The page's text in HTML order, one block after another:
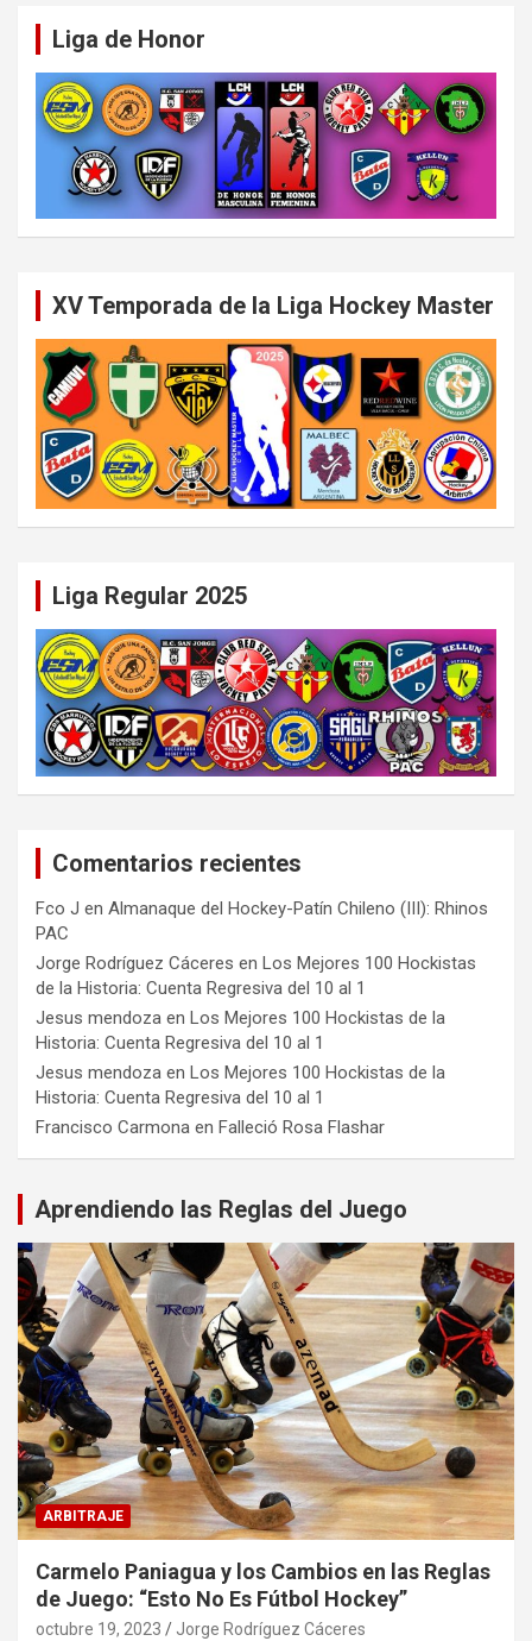
Liga de Honor
XV Temporada de la Liga Hockey Master
Liga Regular 2025
Comentarios recientes
Fco J en Almanaque del Hockey-Patín Chileno (III): Rhinos
PAC
Jorge Rodríguez Cáceres en Los Mejores 100 Hockistas
de la Historia: Cuenta Regresiva del 10 al 1
Jesus mendoza en Los Mejores 100 Hockistas de la
Historia: Cuenta Regresiva del 10 al 1
Jesus mendoza en Los Mejores 100 Hockistas de la
Historia: Cuenta Regresiva del 10 al 1
Francisco Carmona en Falleció Rosa Flashar
Aprendiendo las Reglas del Juego
ARBITRAJE
Carmelo Paniagua y los Cambios en las Reglas
de Juego: “Esto No Es Fútbol Hockey”
octubre 19, 2023 Jorge Rodríguez Cáceres